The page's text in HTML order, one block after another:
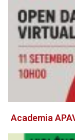
Academia